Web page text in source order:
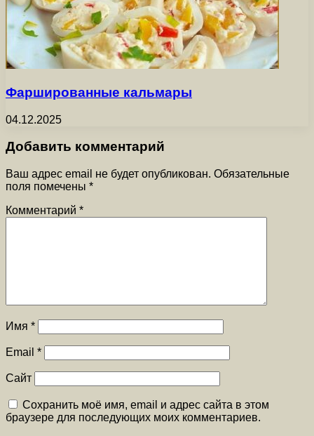
Фаршированные кальмары
04.12.2025
Добавить комментарий
Ваш адрес email не будет опубликован. Обязательные
поля помечены *
Комментарий *
Имя *
Email *
Сайт
Сохранить моё имя, email и адрес сайта в этом
браузере для последующих моих комментариев.